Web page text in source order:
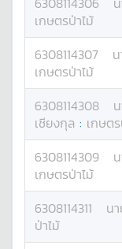
เกษตรป่าไม้
6308114307
เกษตรป่าไม้
6308114308
เชียงกุล : เกษต
6308114309
เกษตรป่าไม้
6308114311 น
ป่าไม้